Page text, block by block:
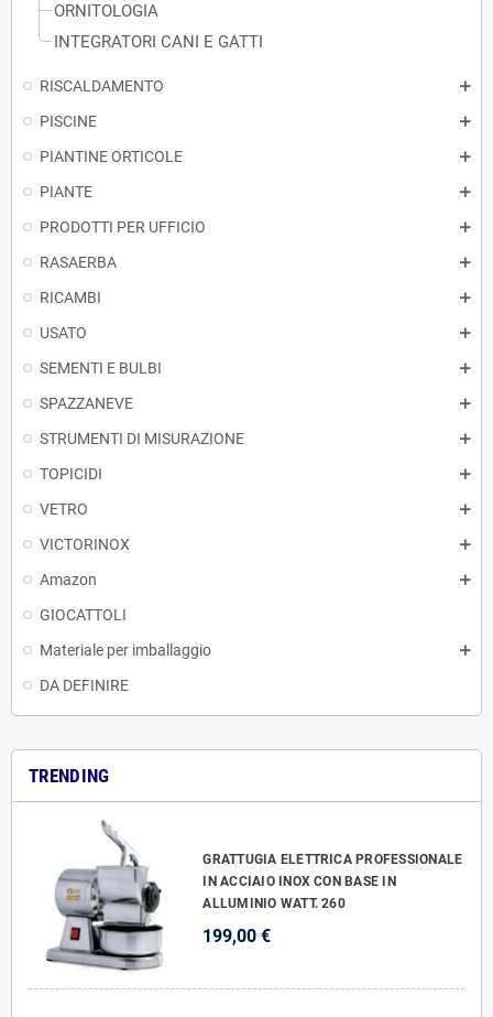
ORNITOLOGIA
INTEGRATORI CANI E GATTI
RISCALDAMENTO
PISCINE
PIANTINE ORTICOLE
PIANTE
PRODOTTI PER UFFICIO
RASAERBA
RICAMBI
USATO
SEMENTI E BULBI
SPAZZANEVE
STRUMENTI DI MISURAZIONE
TOPICIDI
VETRO
VICTORINOX
Amazon
GIOCATTOLI
Materiale per imballaggio
DA DEFINIRE
TRENDING
GRATTUGIA ELETTRICA PROFESSIONALE
IN ACCIAIO INOX CON BASE IN
ALLUMINIO WATT. 260
199,00 €